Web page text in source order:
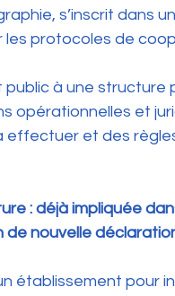
s’inscrit dans
les protocoles de
à une structure
opérationnelles et
effectuer et des
: déjà impliquée
de nouvelle
établissement pour